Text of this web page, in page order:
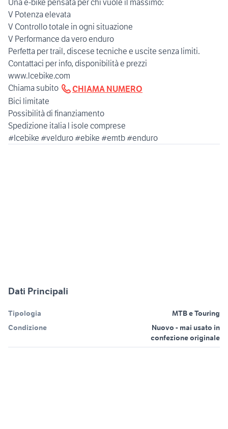
Una e-bike pensata per chi vuole il massimo:
V Potenza elevata
V Controllo totale in ogni situazione
V Performance da vero enduro
Perfetta per trail, discese tecniche e uscite senza limiti.
Contattaci per info, disponibilità e prezzi
www.lcebike.com
Chiama subito
CHIAMA NUMERO
Bici limitate
Possibilità di finanziamento
Spedizione italia l isole comprese
#Icebike #velduro #ebike #emtb #enduro
Dati Principali
Tipologia
MTB e Touring
Condizione
Nuovo - mai usato in
confezione originale